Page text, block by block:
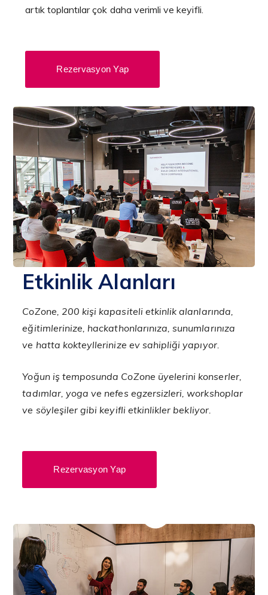
artık toplantılar çok daha verimli ve keyifli.
Rezervasyon Yap
Etkinlik Alanları
CoZone, 200 kişi kapasiteli etkinlik alanlarında,
eğitimlerinize, hackathonlarınıza, sunumlarınıza
ve hatta kokteyllerinize ev sahipliği yapıyor.
Yoğun iş temposunda CoZone üyelerini konserler,
tadımlar, yoga ve nefes egzersizleri, workshoplar
ve söyleşiler gibi keyifli etkinlikler bekliyor.
Rezervasyon Yap